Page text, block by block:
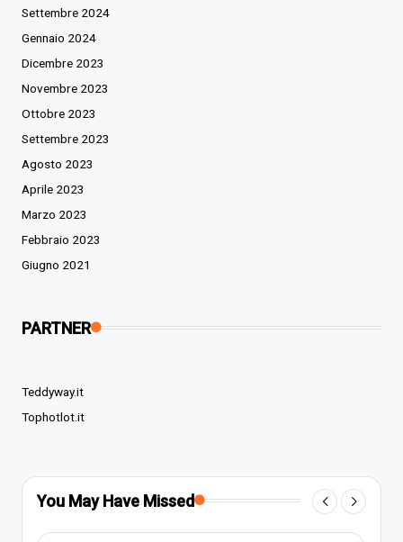
Settembre 2024
Gennaio 2024
Dicembre 2023
Novembre 2023
Ottobre 2023
Settembre 2023
Agosto 2023
Aprile 2023
Marzo 2023
Febbraio 2023
Giugno 2021
PARTNER
Teddyway.it
Tophotlot.it
You May Have Missed